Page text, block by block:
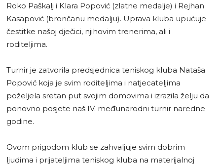
Roko Paškalj i Klara Popović (zlatne medalje) i Rejhan
Kasapović (brončanu medalju). Uprava kluba upućuje
čestitke našoj dječici, njihovim trenerima, ali i
roditeljima.
Turnir je zatvorila predsjednica teniskog kluba Nataša
Popović koja je svim roditeljima i natjecateljima
poželjela sretan put svojim domovima i izrazila želju da
ponovno posjete naš IV. međunarodni turnir naredne
godine.
Ovom prigodom klub se zahvaljuje svim dobrim
ljudima i prijateljima teniskog kluba na materijalnoj